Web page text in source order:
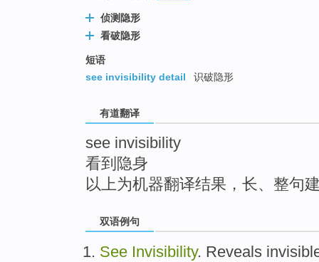
侦测隐形
看破隐形
短语
see invisibility detail
识破隐形
有道翻译
see invisibility
看到隐身
以上为机器翻译结果，长、整句
双语例句
See Invisibility. Reveals